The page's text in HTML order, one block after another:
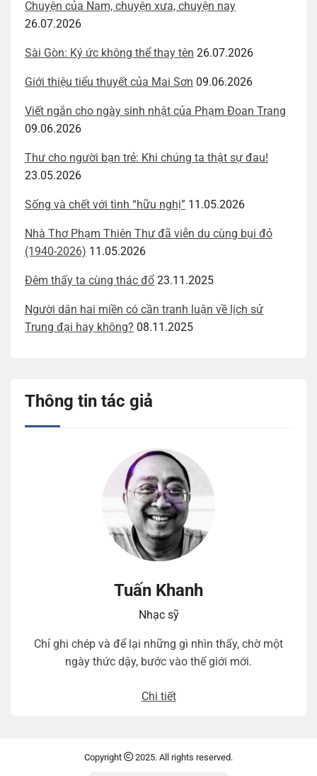
Chuyện của Nam, chuyện xưa, chuyện nay
26.07.2026
Sài Gòn: Ký ức không thể thay tên 26.07.2026
Giới thiệu tiểu thuyết của Mai Sơn 09.06.2026
Viết ngắn cho ngày sinh nhật của Phạm Đoan Trang
09.06.2026
Thư cho người bạn trẻ: Khi chúng ta thật sự đau!
23.05.2026
Sống và chết với tình “hữu nghị” 11.05.2026
Nhà Thơ Phạm Thiên Thư đã viễn du cùng bụi đỏ
(1940-2026) 11.05.2026
Đêm thấy ta cùng thác đổ 23.11.2025
Người dân hai miền có cần tranh luận về lịch sử
Trung đại hay không? 08.11.2025
Thông tin tác giả
Tuấn Khanh
Nhạc sỹ
Chỉ ghi chép và để lại những gì nhìn thấy, chờ một
ngày thức dậy, bước vào thế giới mới.
Chi tiết
Copyright 2025. All rights reserved.